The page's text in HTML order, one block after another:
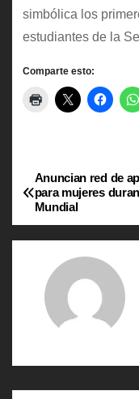
simbólica los
estudiantes de la
Comparte esto:
N
a
c
Anuncian red de
para mujeres
Mundial